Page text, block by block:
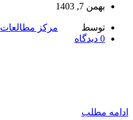
بهمن 7, 1403
توسط
مرکز مطالعات
0 دیدگاه
ادامه مطلب